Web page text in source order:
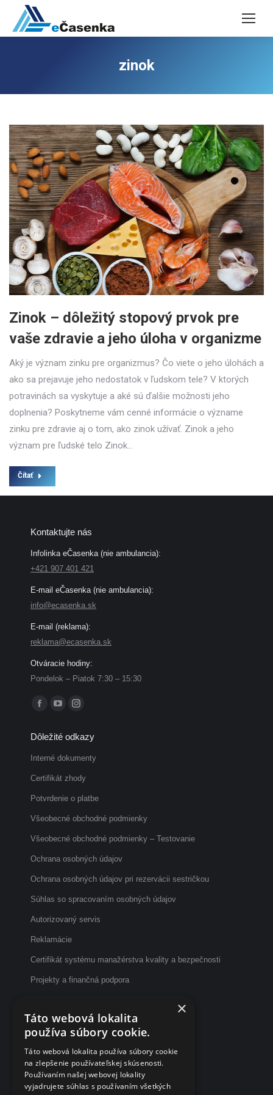
zinok
Zinok – dôležitý stopový prvok pre
vaše zdravie a jeho úloha v organizme
Aký je význam zinku pre organizmus? Čo viete o jeho úlohách a
ako sa prejavuje jeho nedostatok v ľudskom tele? V ktorých
potravinách sa vyskytuje a aké sú ďalšie možnosti jeho
doplnenia? Poskytneme vám cenné informácie o význame
zinku pre zdravie aj o tom, ako zinok užívať. Zinok a jeho
význam pre ľudské telo Zinok…
Čítať
Kontaktujte nás
Infolinka eČasenka (nie ambulancia):
+421 907 401 421
E-mail eČasenka (nie ambulancia):
info@ecasenka.sk
E-mail (reklama):
reklama@ecasenka.sk
Otváracie hodiny:
Pondelok – Piatok 7:30 – 15:30
Find us on:
Facebook
opens
in
new
YouTube
opens
in
new
Instagram
opens
in
new
Dôležité odkazy
Interné dokumenty
Certifikát zhody
Potvrdenie o platbe
Všeobecné obchodné podmienky
Všeobecné obchodné podmienky – Testovanie
Ochrana osobných údajov
Ochrana osobných údajov pri rezervácii sestričkou
Súhlas so spracovaním osobných údajov
Autorizovaný servis
Reklamácie
Certifikát systému manažérstva kvality a bezpečnosti
Projekty a finančná podpora
Dotazník spokojnosti po vyšetrení
Fakturačné údaje
eČasenka s.r.o.
Svätoplukova 2
×
Táto webová lokalita
používa súbory cookie.
Táto webová lokalita používa súbory cookie
na zlepšenie používateľskej skúsenosti.
Používaním našej webovej lokality
vyjadrujete súhlas s používaním všetkých